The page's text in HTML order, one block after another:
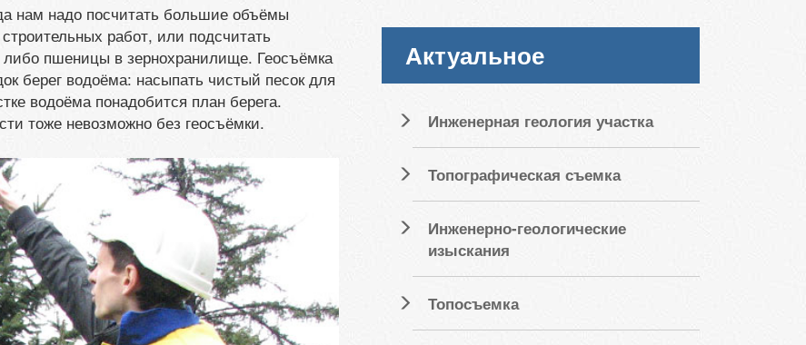
нам надо посчитать большие объёмы
работ, или подсчитать
пшеницы в зернохранилище. Геосъёмка
берег водоёма: насыпать чистый песок для
водоёма понадобится план берега.
тоже невозможно без геосъёмки.
Актуальное
Инженерная геология участка
Топографическая съемка
Инженерно-геологические
изыскания
Топосъемка